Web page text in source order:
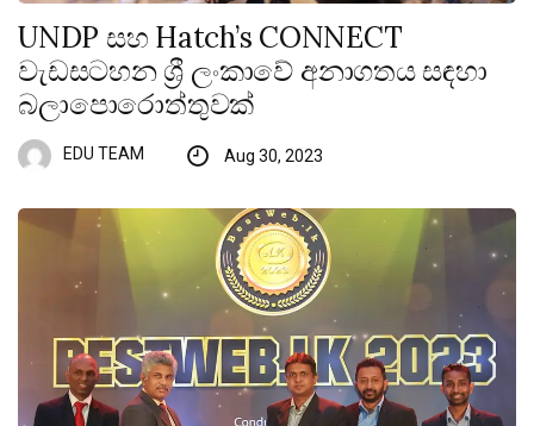
UNDP සහ Hatch’s CONNECT
වැඩසටහන ශ්‍රී ලංකාවේ අනාගතය සඳහා
බලාපොරොත්තුවක්
EDU TEAM Aug 30, 2023